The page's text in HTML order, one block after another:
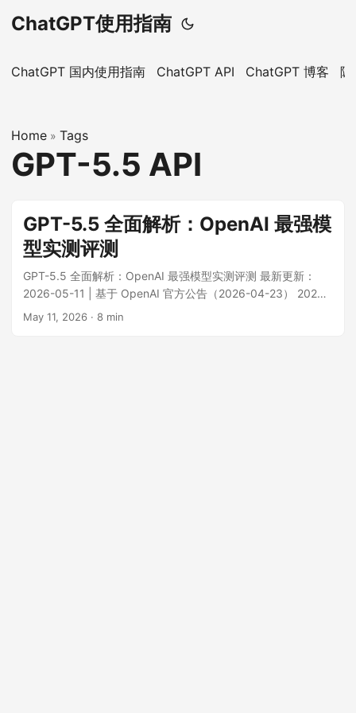
ChatGPT使用指南
ChatGPT 国内使用指南 ChatGPT API ChatGPT 博客
Home » Tags
GPT-5.5 API
GPT-5.5 全面解析：OpenAI 最强模
型实测评测
GPT-5.5 全面解析：OpenAI 最强模型实测评测 最新更新：
2026-05-11 | 基于 OpenAI 官方公告（2026-04-23） 2026
年 4 月 23 日，OpenAI 正式发布 GPT-5.5，这是其迄今为止
May 11, 2026 · 8 min